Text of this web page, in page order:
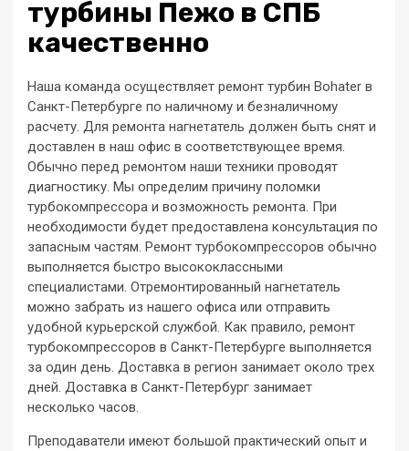
турбины Пежо в СПБ
качественно
Наша команда осуществляет ремонт турбин Bohater в
Санкт-Петербурге по наличному и безналичному
расчету. Для ремонта нагнетатель должен быть снят и
доставлен в наш офис в соответствующее время.
Обычно перед ремонтом наши техники проводят
диагностику. Мы определим причину поломки
турбокомпрессора и возможность ремонта. При
необходимости будет предоставлена консультация по
запасным частям. Ремонт турбокомпрессоров обычно
выполняется быстро высококлассными
специалистами. Отремонтированный нагнетатель
можно забрать из нашего офиса или отправить
удобной курьерской службой. Как правило, ремонт
турбокомпрессоров в Санкт-Петербурге выполняется
за один день. Доставка в регион занимает около трех
дней. Доставка в Санкт-Петербург занимает
несколько часов.
Преподаватели имеют большой практический опыт и